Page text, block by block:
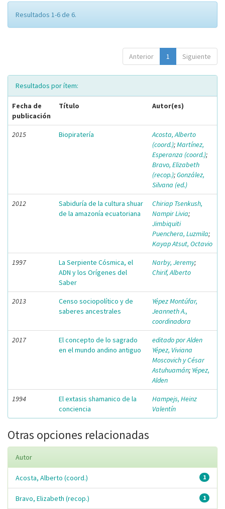
Resultados 1-6 de 6.
Anterior 1 Siguiente
Resultados por ítem:
Fecha de
publicación
Título Autor(es)
2015 Biopiratería
Acosta, Alberto
(coord.);Martínez,
Esperanza (coord.);
Bravo, Elizabeth
(recop.);González,
Silvana (ed.)
2012
Sabiduría de la cultura shuar
de la amazonía ecuatoriana
Chiriap Tsenkush,
Nampir Livia;
Jimbiquiti
Puenchera, Luzmila;
Kayap Atsut, Octavio
1997
La Serpiente Cósmica, el
ADN y los Orígenes del
Saber
Narby, Jeremy;
Chirif, Alberto
2013
Censo sociopolítico y de
saberes ancestrales
Yépez Montúfar,
Jeanneth A.,
coordinadora
2017
El concepto de lo sagrado
en el mundo andino antiguo
editado por Alden
Yépez, Viviana
Moscovich y César
Astuhuamán; Yépez,
Alden
1994
El extasis shamanico de la
conciencia
Hampejs, Heinz
Valentín
Otras opciones relacionadas
Autor
1
Acosta, Alberto (coord.)
1
Bravo, Elizabeth (recop.)